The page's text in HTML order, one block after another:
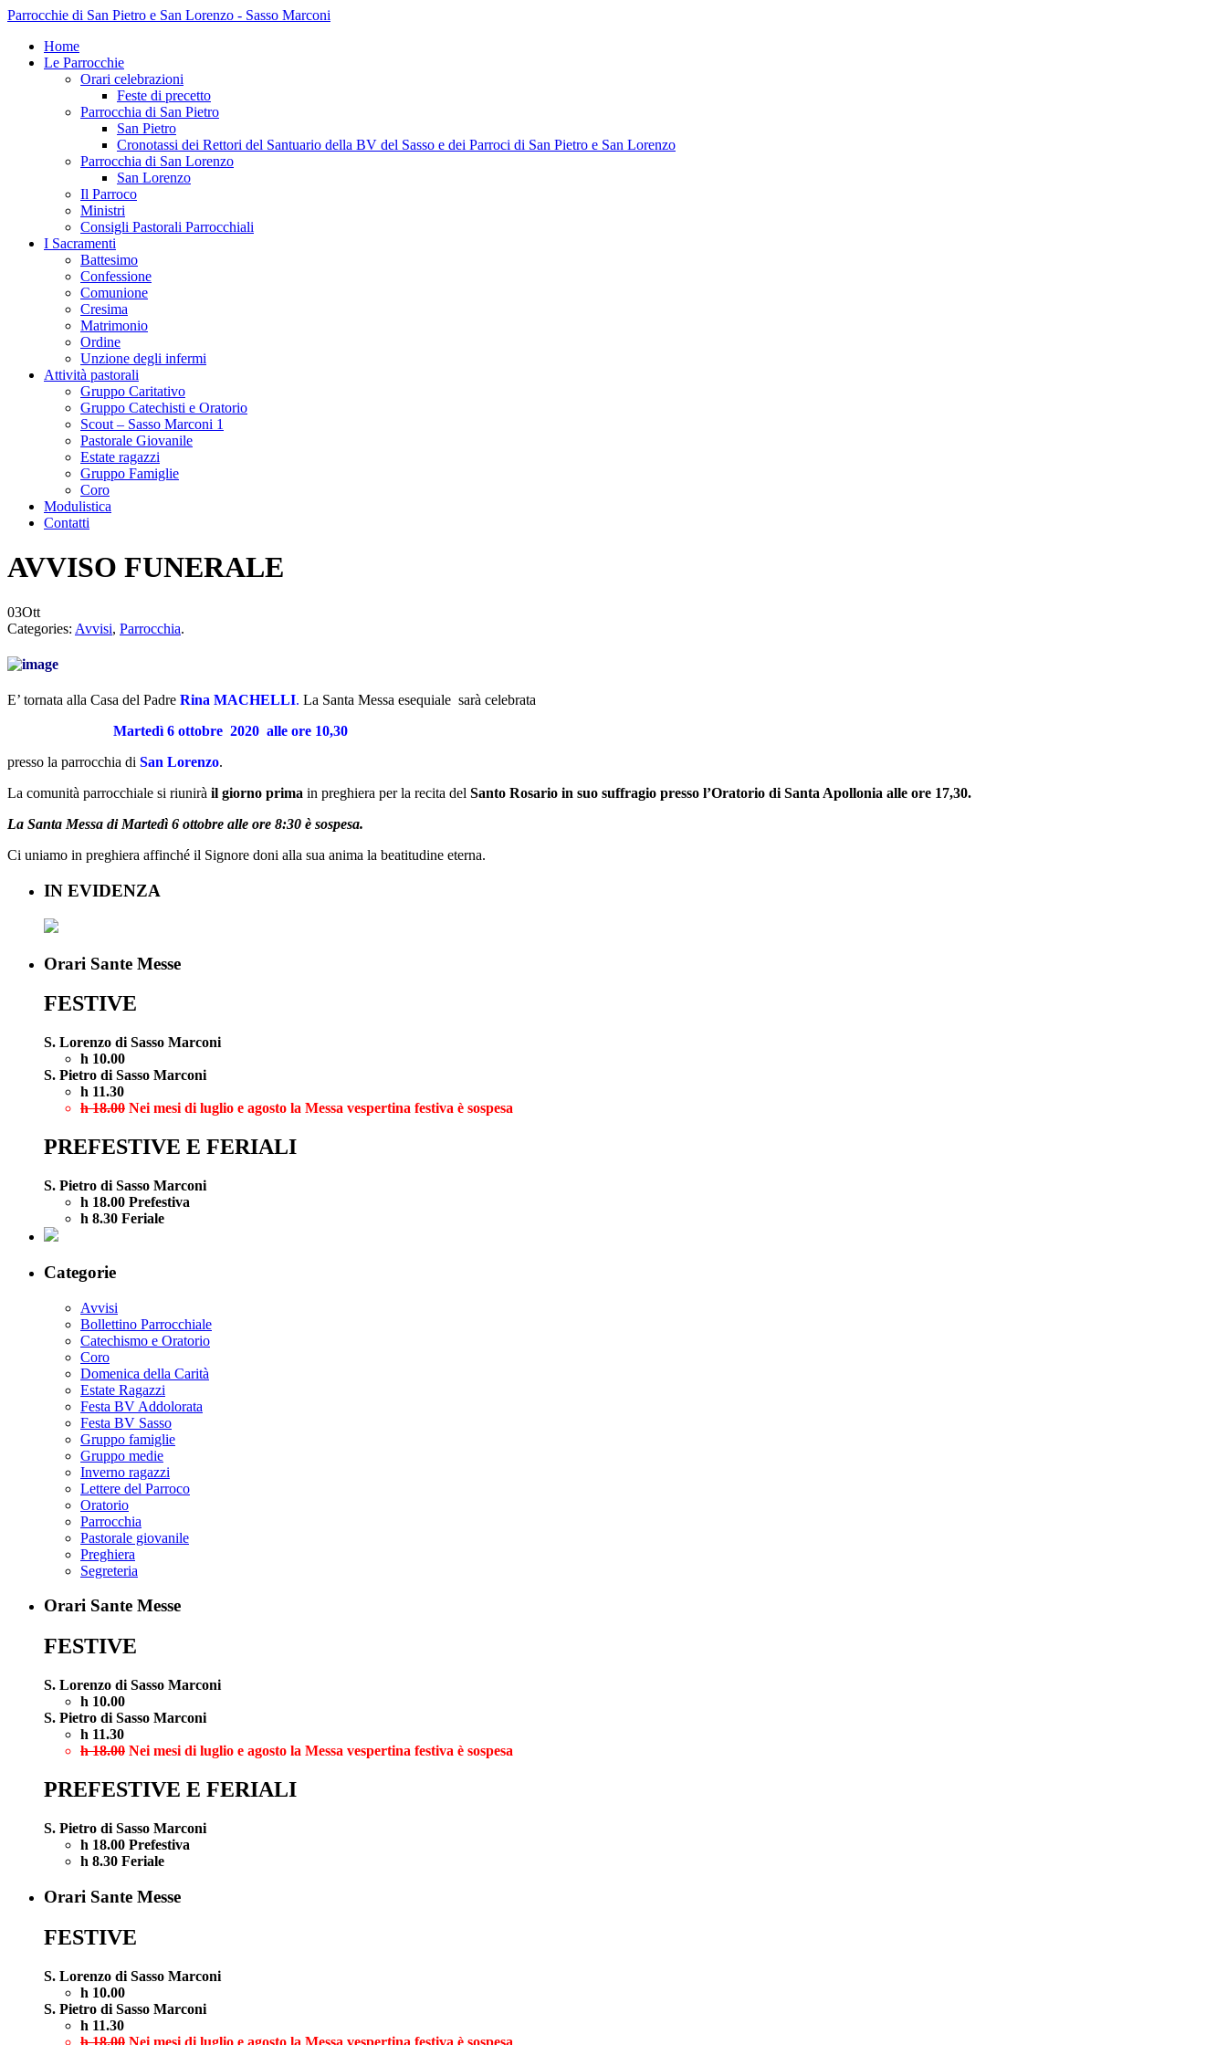
Parrocchie di San Pietro e San Lorenzo - Sasso Marconi
Home
Le Parrocchie
Orari celebrazioni
Feste di precetto
Parrocchia di San Pietro
San Pietro
Cronotassi dei Rettori del Santuario della BV del Sasso e dei Parroci di San Pietro e San Lorenzo
Parrocchia di San Lorenzo
San Lorenzo
Il Parroco
Ministri
Consigli Pastorali Parrocchiali
I Sacramenti
Battesimo
Confessione
Comunione
Cresima
Matrimonio
Ordine
Unzione degli infermi
Attività pastorali
Gruppo Caritativo
Gruppo Catechisti e Oratorio
Scout – Sasso Marconi 1
Pastorale Giovanile
Estate ragazzi
Gruppo Famiglie
Coro
Modulistica
Contatti
AVVISO FUNERALE
03Ott
Categories: Avvisi, Parrocchia.
E’ tornata alla Casa del Padre Rina MACHELLI. La Santa Messa esequiale sarà celebrata
Martedì 6 ottobre 2020 alle ore 10,30
presso la parrocchia di San Lorenzo.
La comunità parrocchiale si riunirà il giorno prima in preghiera per la recita del Santo Rosario in suo suffragio presso l’Oratorio di Santa Apollonia alle ore 17,30.
La Santa Messa di Martedì 6 ottobre alle ore 8:30 è sospesa.
Ci uniamo in preghiera affinché il Signore doni alla sua anima la beatitudine eterna.
IN EVIDENZA
Orari Sante Messe
FESTIVE
S. Lorenzo di Sasso Marconi
h 10.00
S. Pietro di Sasso Marconi
h 11.30
h 18.00 Nei mesi di luglio e agosto la Messa vespertina festiva è sospesa
PREFESTIVE E FERIALI
S. Pietro di Sasso Marconi
h 18.00 Prefestiva
h 8.30 Feriale
Categorie
Avvisi
Bollettino Parrocchiale
Catechismo e Oratorio
Coro
Domenica della Carità
Estate Ragazzi
Festa BV Addolorata
Festa BV Sasso
Gruppo famiglie
Gruppo medie
Inverno ragazzi
Lettere del Parroco
Oratorio
Parrocchia
Pastorale giovanile
Preghiera
Segreteria
Orari Sante Messe
FESTIVE
S. Lorenzo di Sasso Marconi
h 10.00
S. Pietro di Sasso Marconi
h 11.30
h 18.00 Nei mesi di luglio e agosto la Messa vespertina festiva è sospesa
PREFESTIVE E FERIALI
S. Pietro di Sasso Marconi
h 18.00 Prefestiva
h 8.30 Feriale
Orari Sante Messe
FESTIVE
S. Lorenzo di Sasso Marconi
h 10.00
S. Pietro di Sasso Marconi
h 11.30
h 18.00 Nei mesi di luglio e agosto la Messa vespertina festiva è sospesa